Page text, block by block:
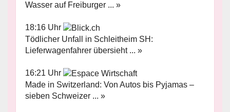
Wasser auf Freiburger ... »
18:16 Uhr
Tödlicher Unfall in Schleitheim SH:
Lieferwagenfahrer übersieht ... »
16:21 Uhr
Made in Switzerland: Von Autos bis Pyjamas –
sieben Schweizer ... »